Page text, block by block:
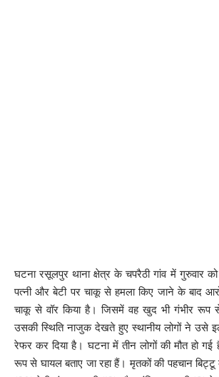
घटना रसूलपुर थाना क्षेत्र के चपरैठी गांव में गुरुवार
पत्नी और बेटी पर चाकू से हमला किए जाने के बाद
चाकू से वॉर किया है। जिसमें वह खुद भी गंभीर रूप
उसकी स्थिति नाजुक देखते हुए स्थानीय लोगों ने उसे
रेफर कर दिया है। घटना में तीन लोगों की मौत हो गई
रूप से घायल बताए जा रहा हैं। मृतकों की पहचान बिट्टू